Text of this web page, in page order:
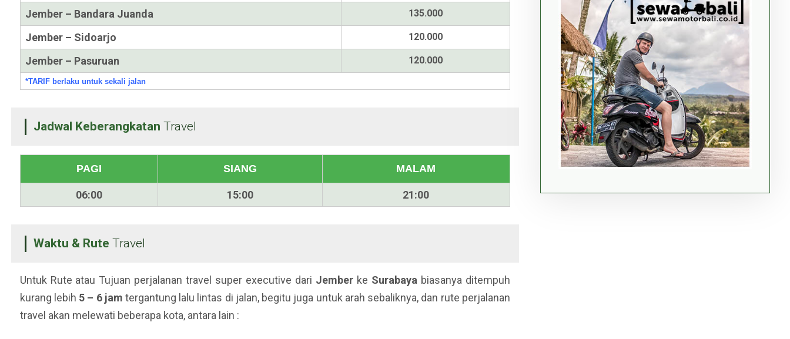
Jember – Bandara Juanda 135.000
Jember – Sidoarjo 120.000
Jember – Pasuruan 120.000
*TARIFberlaku untuk sekali jalan
Jadwal Keberangkatan Travel
PAGI SIANG MALAM
06:00 15:00 21:00
Waktu & Rute Travel
Untuk Rute atau Tujuan perjalanan travel super executive dari Jember ke Surabaya biasanya ditempuh
kurang lebih 5 – 6 jam tergantung lalu lintas di jalan, begitu juga untuk arah sebaliknya, dan rute perjalanan
travel akan melewati beberapa kota, antara lain :